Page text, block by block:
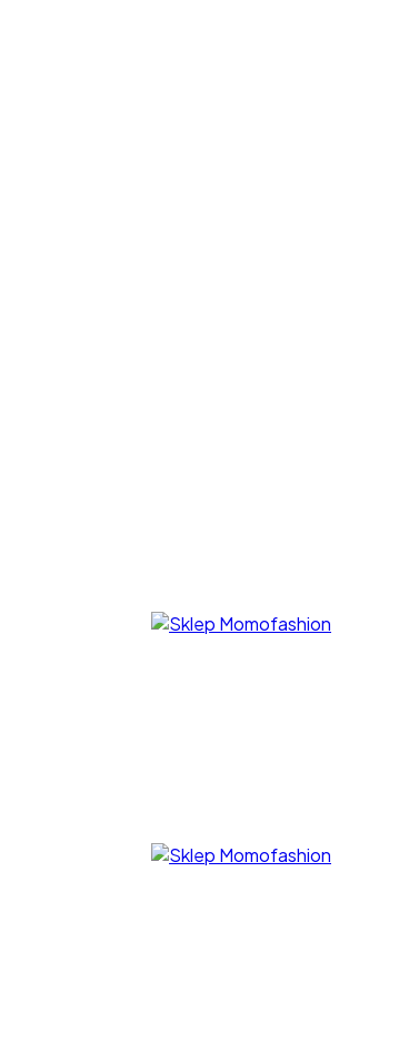
Sklep Momofashion
– Gotowe stylizacje, unikatowe sukienki
Sklep Momofashion
– Gotowe stylizacje, unikatowe sukienki